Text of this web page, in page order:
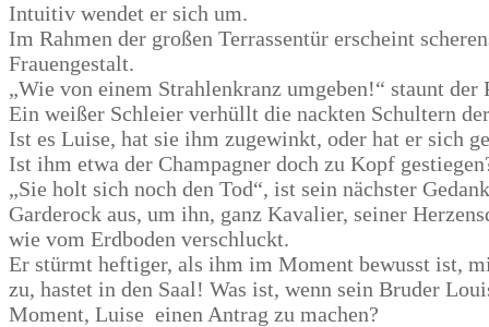
Intuitiv wendet er sich um.
Im Rahmen der großen Terrassentür erscheint
Frauengestalt.
„Wie von einem Strahlenkranz umgeben!“ staunt der
Ein weißer Schleier verhüllt die nackten Schultern
Ist es Luise, hat sie ihm zugewinkt, oder hat er sich
Ist ihm etwa der Champagner doch zu Kopf
„Sie holt sich noch den Tod“, ist sein nächster
Garderock aus, um ihn, ganz Kavalier, seiner
wie vom Erdboden verschluckt.
Er stürmt heftiger, als ihm im Moment bewusst ist,
zu, hastet in den Saal! Was ist, wenn sein Bruder
Moment, Luise einen Antrag zu machen?